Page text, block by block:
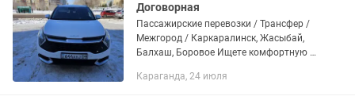
Договорная
Пассажирские перевозки / Трансфер /
Межгород / Каркаралинск, Жасыбай,
Балхаш, Боровое Ищете комфортную и
путь профессионалу! Предлагаю
Караганда, 24 июля